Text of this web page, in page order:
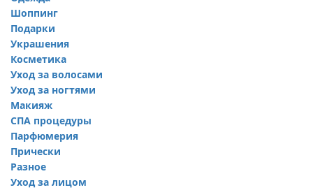
Шоппинг
Подарки
Украшения
Косметика
Уход за волосами
Уход за ногтями
Макияж
СПА процедуры
Парфюмерия
Прически
Разное
Уход за лицом